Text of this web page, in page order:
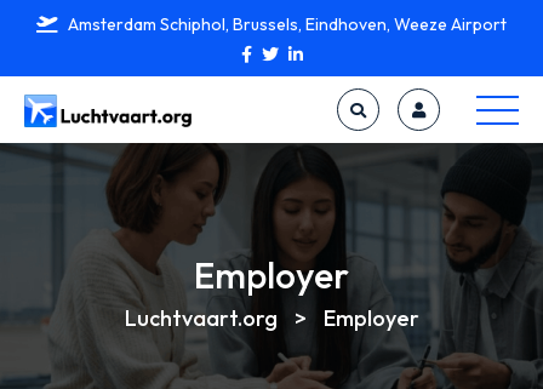
Amsterdam Schiphol, Brussels, Eindhoven, Weeze Airport
Employer
Luchtvaart.org > Employer